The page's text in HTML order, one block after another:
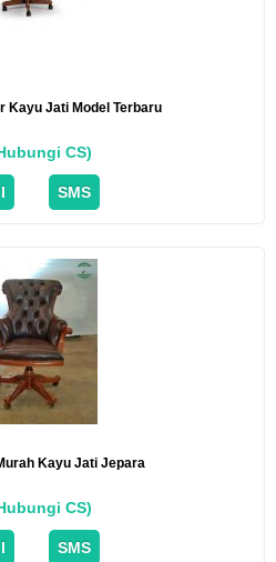
Kayu Jati Model Terbaru
CS)
SMS
Kayu Jati Jepara
CS)
SMS